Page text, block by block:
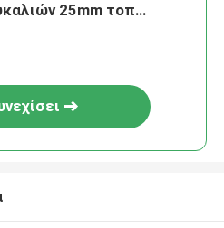
25mm τοπ